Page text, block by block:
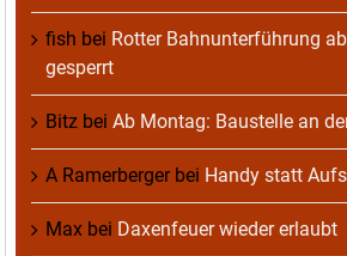
fish bei Rotter Bahnunterführung
gesperrt
Bitz bei Ab Montag: Baustelle an
A Ramerbergerbei Handy statt
Max bei Daxenfeuer wieder erlaubt